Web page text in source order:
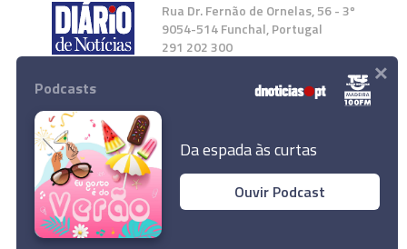
Polícia deteve dois jovens armados perto do
Capitólio dos Estados Unidos
Rua Dr. Fernão de Ornelas, 56 - 3º
9054-514 Funchal, Portugal
291 202 300
Instale a nossa App
© 2023 Empresa Diário de Notícias, Lda.
Todos os direitos reservados.
Podcasts
Da espada às curtas
Ouvir Podcast
×